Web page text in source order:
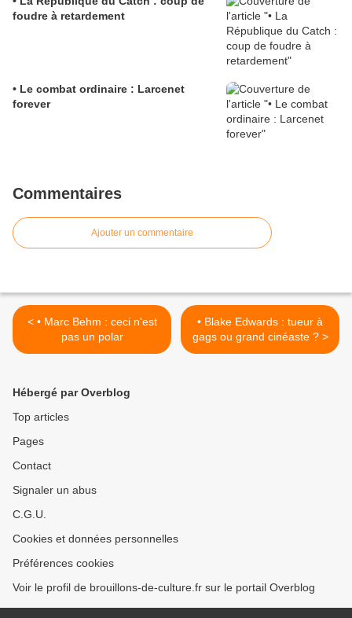
foudre à retardement
• Le combat ordinaire : Larcenet
forever
Commentaires
Ajouter un commentaire
< • Marc Behm : ceci n'est
pas un polar
• Blake Edwards : tueur à
gags ou grand cinéaste ? >
Hébergé par Overblog
Top articles
Pages
Contact
Signaler un abus
C.G.U.
Cookies et données personnelles
Préférences cookies
Voir le profil de brouillons-de-culture.fr sur le portail Overblog